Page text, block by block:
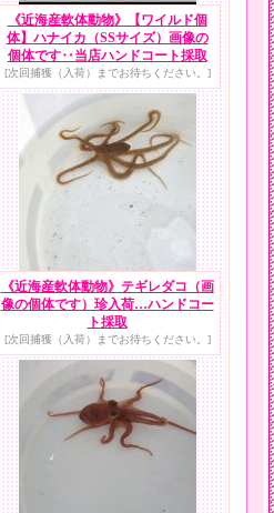
《近海産軟体動物》【ワイルド個
体】ハナイカ（SSサイズ）画像の
個体です‥当店ハンドコート採取
[次回捕獲（入荷）までお待ちください。]
《近海産軟体動物》テギレダコ（画
像の個体です）珍入荷…ハンドコー
ト採取
[次回捕獲（入荷）までお待ちください。]